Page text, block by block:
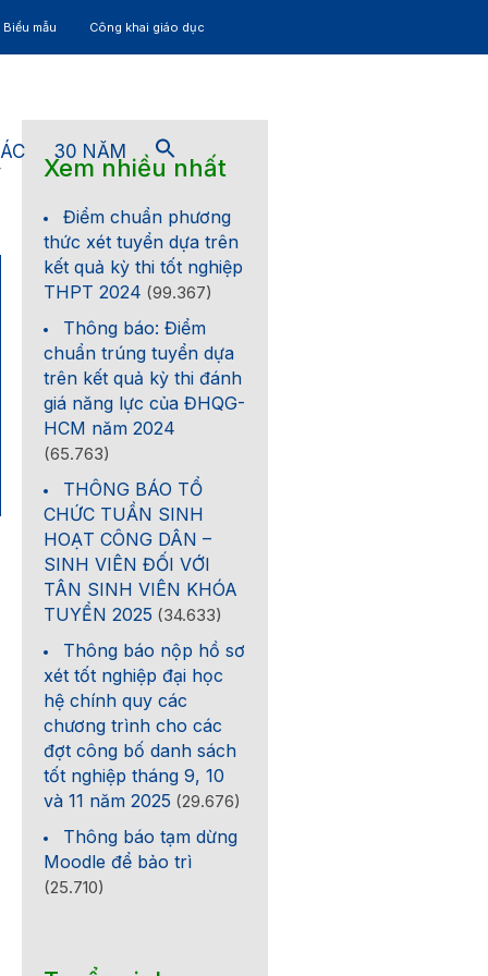
mẫu Công khai giáo dục
30 NĂM
Xem nhiều nhất
Điểm chuẩn phương
thức xét tuyển dựa trên
kết quả kỳ thi tốt nghiệp
THPT 2024 (99.367)
Thông báo: Điểm
chuẩn trúng tuyển dựa
trên kết quả kỳ thi đánh
giá năng lực của ĐHQG-
HCM năm 2024
(65.763)
THÔNG BÁO TỔ
CHỨC TUẦN SINH
HOẠT CÔNG DÂN –
SINH VIÊN ĐỐI VỚI
TÂN SINH VIÊN KHÓA
TUYỂN 2025 (34.633)
Thông báo nộp hồ sơ
xét tốt nghiệp đại học
hệ chính quy các
chương trình cho các
đợt công bố danh sách
tốt nghiệp tháng 9, 10
và 11 năm 2025 (29.676)
Thông báo tạm dừng
Moodle để bảo trì
(25.710)